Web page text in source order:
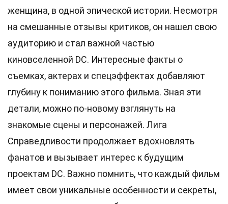
женщина, в одной эпической истории. Несмотря
на смешанные отзывы критиков, он нашел свою
аудиторию и стал важной частью
киновселенной DC. Интересные факты о
съемках, актерах и спецэффектах добавляют
глубину к пониманию этого фильма. Зная эти
детали, можно по-новому взглянуть на
знакомые сцены и персонажей. Лига
Справедливости продолжает вдохновлять
фанатов и вызывает интерес к будущим
проектам DC. Важно помнить, что каждый фильм
имеет свои уникальные особенности и секреты,